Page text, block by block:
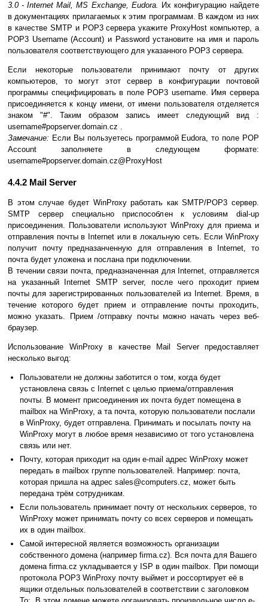
3.0 - Internet Mail, MS Exchange, Eudora. Их конфигурацию найдете
в документациях прилагаемых к этим программам. В каждом из них
в качестве SMTP и POP3 сервера укажите ProxyHost компьютер, а
POP3 Username (Account) и Password установите на имя и пароль
пользователя соответствующего для указанного POP3 сервера.
Если некоторые пользователи принимают почту от других
компьютеров, то могут этот сервер в конфигурации почтовой
программы специфицировать в поле POP3 username. Имя сервера
присоединяется к концу имени, от имени пользователя отделяется
знаком "#". Таким образом запись имеет следующий вид :
username#popserver.domain.cz .
Замечание: Если Вы пользуетесь программой Eudora, то поле POP
Account заполняете в следующем формате:
username#popserver.domain.cz@ProxyHost
4.4.2 Mail Server
В этом случае будет WinProxy работать как SMTP/POP3 сервер.
SMTP сервер специально приспособлен к условиям dial-up
присоединения. Пользователи используют WinProxy для приема и
отправления почты в Internet или в локальную сеть. Если WinProxy
получит почту предназанченную для отправления в Internet, то
почта будет уложена и послана при подключении.
В течении связи почта, предназначенная для Internet, отправляется
на указанный Internet SMTP server, после чего проходит прием
почты для зарегистрированных пользователей из Internet. Время, в
течение которого будет прием и отправление почты проходить,
можно указать. Прием /отправку почты можно начать через веб-
браузер.
Использование WinProxy в качестве Mail Server предоставляет
несколько выгод:
Пользователи не должны заботится о том, когда будет
установлена связь с Internet с целью приема/отправления
почты. В момент присоединения их почта будет помещена в
mailbox на WinProxy, а та почта, которую пользователи послали
в WinProxy, будет отправлена. Принимать и посылать почту на
WinProxy могут в любое время независимо от того установлена
связь или нет.
Почту, которая приходит на один e-mail адрес WinProxy может
передать в mailbox группе пользователей. Например: почта,
которая пришла на адрес sales@computers.cz, может быть
передана трём сотрудникам.
Если пользователь принимает почту от нескольких серверов, то
WinProxy может принимать почту со всех серверов и помещать
их в один mailbox.
Самой интересной является возможность организации
собственного домена (например firma.cz). Вся почта для Вашего
домена firma.cz укладывается у ISP в один mailbox. При помощи
протокола POP3 WinProxy почту выймет и россортирует её в
ящики отдельных пользователей в соответствии с заголовком